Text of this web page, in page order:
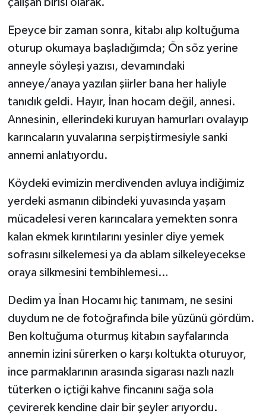
çalışan birisi olarak.
Epeyce bir zaman sonra, kitabı alıp koltuğuma
oturup okumaya başladığımda; Ön söz yerine
anneyle söyleşi yazısı, devamındaki
anneye/anaya yazılan şiirler bana her haliyle
tanıdık geldi. Hayır, İnan hocam değil, annesi.
Annesinin, ellerindeki kuruyan hamurları ovalayıp
karıncaların yuvalarına serpiştirmesiyle sanki
annemi anlatıyordu.
Köydeki evimizin merdivenden avluya indiğimiz
yerdeki asmanın dibindeki yuvasında yaşam
mücadelesi veren karıncalara yemekten sonra
kalan ekmek kırıntılarını yesinler diye yemek
sofrasını silkelemesi ya da ablam silkeleyecekse
oraya silkmesini tembihlemesi…
Dedim ya İnan Hocamı hiç tanımam, ne sesini
duydum ne de fotoğrafında bile yüzünü gördüm.
Ben koltuğuma oturmuş kitabın sayfalarında
annemin izini sürerken o karşı koltukta oturuyor,
ince parmaklarının arasında sigarası nazlı nazlı
tüterken o içtiği kahve fincanını sağa sola
çevirerek kendine dair bir şeyler arıyordu.
Siyaset
Sokak Hayvanlarını Sahiplendirme
Sonsöz Özel
Spor
Yaşam